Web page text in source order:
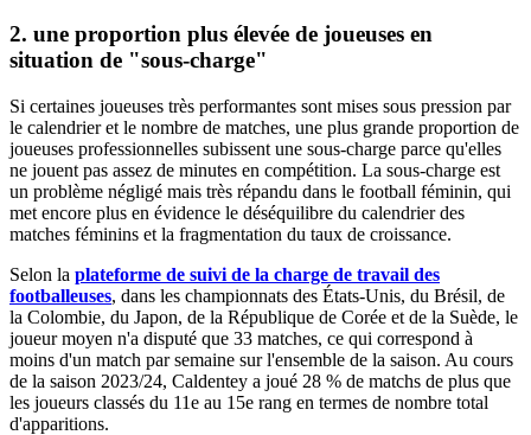
2. une proportion plus élevée de joueuses en
situation de "sous-charge"
Si certaines joueuses très performantes sont mises sous pression par
le calendrier et le nombre de matches, une plus grande proportion de
joueuses professionnelles subissent une sous-charge parce qu'elles
ne jouent pas assez de minutes en compétition. La sous-charge est
un problème négligé mais très répandu dans le football féminin, qui
met encore plus en évidence le déséquilibre du calendrier des
matches féminins et la fragmentation du taux de croissance.
Selon la plateforme de suivi de la charge de travail des
footballeuses, dans les championnats des États-Unis, du Brésil, de
la Colombie, du Japon, de la République de Corée et de la Suède, le
joueur moyen n'a disputé que 33 matches, ce qui correspond à
moins d'un match par semaine sur l'ensemble de la saison. Au cours
de la saison 2023/24, Caldentey a joué 28 % de matchs de plus que
les joueurs classés du 11e au 15e rang en termes de nombre total
d'apparitions.